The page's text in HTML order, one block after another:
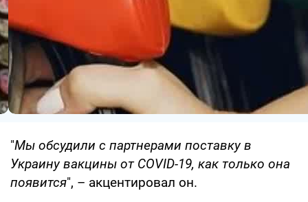
"Мы обсудили с партнерами поставку в
Украину вакцины от COVID-19, как только она
появится", – акцентировал он.